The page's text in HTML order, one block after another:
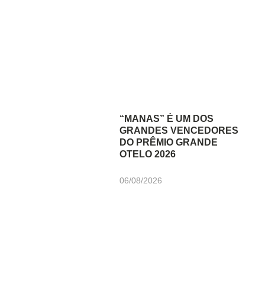
“MANAS” É UM DOS
GRANDES VENCEDORES
DO PRÊMIO GRANDE
OTELO 2026
06/08/2026